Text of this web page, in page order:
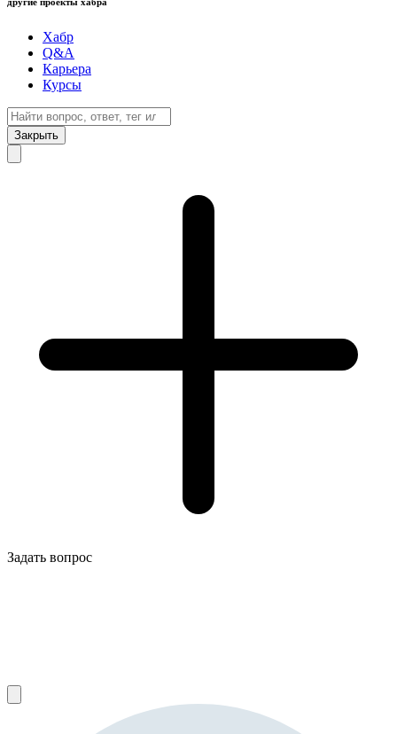
Хабр
Q&A
Карьера
Курсы
Закрыть
Задать вопрос